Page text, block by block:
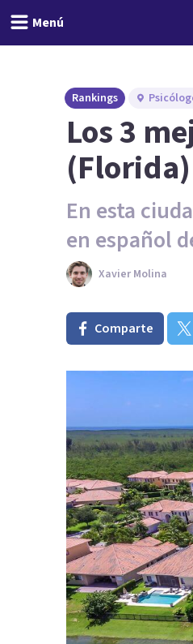
Menú
Rankings
Los 3
(Florida)
En esta
en español
Xavier Molina
Comparte